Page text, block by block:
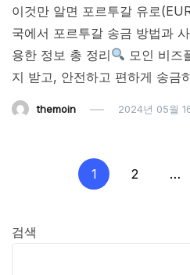
이것만 알면 포르투갈 유로
국에서 포르투갈 송금 방법과
용한 정보 총 정리
모인 비즈
지 받고, 안전하고 편하게 송금
themoin 2024년 05월
지
1 2 …
검색